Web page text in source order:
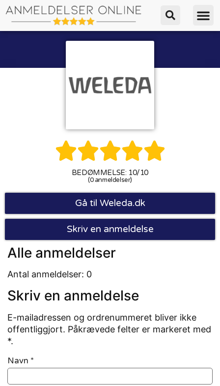

BEDØMMELSE: 10/10
(0 anmeldelser)
Gå til Weleda.dk
Skriv en anmeldelse
Alle anmeldelser
Antal anmeldelser: 0
Skriv en anmeldelse
E-mailadressen og ordrenummeret bliver ikke
offentliggjort. Påkrævede felter er markeret med
*.
Navn *